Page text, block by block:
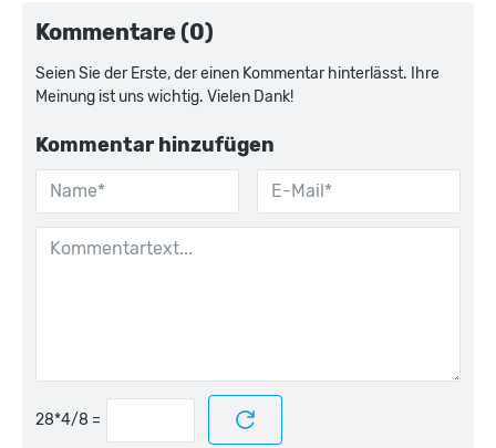
Kommentare (0)
Seien Sie der Erste, der einen Kommentar hinterlässt. Ihre
Meinung ist uns wichtig. Vielen Dank!
Kommentar hinzufügen
=